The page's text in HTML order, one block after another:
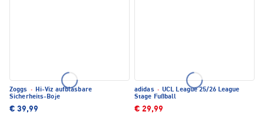
Zoggs · Hi-Viz aufblasbare
Sicherheits-Boje
€ 39,99
adidas · UCL League 25/26 League
Stage Fußball
€ 29,99